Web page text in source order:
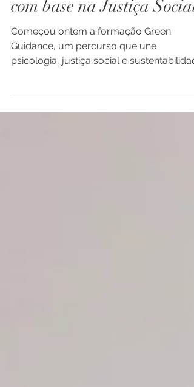
Vocacional e de Carreira
com base na Justiça Social
Começou ontem a formação Green
Guidance, um percurso que une
para repensar como escolhemos...